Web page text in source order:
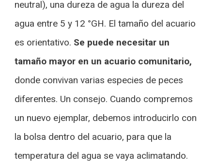
neutral), una dureza de agua la dureza del
agua entre 5 y 12 °GH. El tamaño del acuario
es orientativo. Se puede necesitar un
tamaño mayor en un acuario comunitario,
donde convivan varias especies de peces
diferentes. Un consejo. Cuando compremos
un nuevo ejemplar, debemos introducirlo con
la bolsa dentro del acuario, para que la
temperatura del agua se vaya aclimatando.